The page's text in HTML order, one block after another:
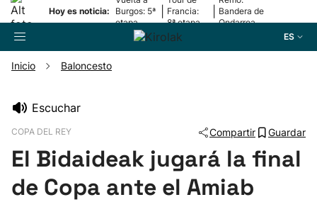
Hoy es noticia:
Burgos: 5ª
etapa
Francia:
8ª etapa
Bandera de
Ondarroa
ES
Pelota
Inicio Baloncesto
Escuchar
COPA DEL REY Compartir Guardar
El Bidaideak jugará la final
de Copa ante el Amiab